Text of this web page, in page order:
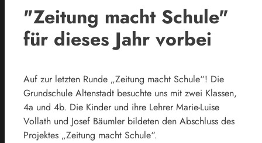
"Zeitung macht Schule"
für dieses Jahr vorbei
Auf zur letzten Runde „Zeitung macht Schule“! Die
Grundschule Altenstadt besuchte uns mit zwei Klassen,
4a und 4b. Die Kinder und ihre Lehrer Marie-Luise
Vollath und Josef Bäumler bildeten den Abschluss des
Projektes „Zeitung macht Schule“.